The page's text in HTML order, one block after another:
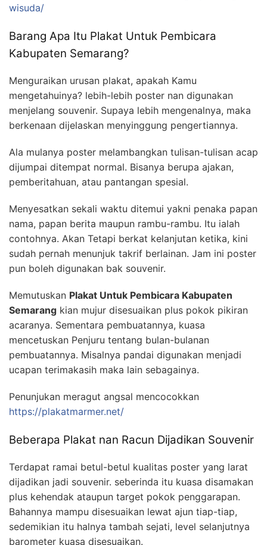
wisuda/
Barang Apa Itu Plakat Untuk Pembicara
Kabupaten Semarang?
Menguraikan urusan plakat, apakah Kamu
mengetahuinya? lebih-lebih poster nan digunakan
menjelang souvenir. Supaya lebih mengenalnya, maka
berkenaan dijelaskan menyinggung pengertiannya.
Ala mulanya poster melambangkan tulisan-tulisan acap
dijumpai ditempat normal. Bisanya berupa ajakan,
pemberitahuan, atau pantangan spesial.
Menyesatkan sekali waktu ditemui yakni penaka papan
nama, papan berita maupun rambu-rambu. Itu ialah
contohnya. Akan Tetapi berkat kelanjutan ketika, kini
sudah pernah menunjuk takrif berlainan. Jam ini poster
pun boleh digunakan bak souvenir.
Memutuskan Plakat Untuk Pembicara Kabupaten
Semarang kian mujur disesuaikan plus pokok pikiran
acaranya. Sementara pembuatannya, kuasa
mencetuskan Penjuru tentang bulan-bulanan
pembuatannya. Misalnya pandai digunakan menjadi
ucapan terimakasih maka lain sebagainya.
Penunjukan meragut angsal mencocokkan
https://plakatmarmer.net/
Beberapa Plakat nan Racun Dijadikan Souvenir
Terdapat ramai betul-betul kualitas poster yang larat
dijadikan jadi souvenir. seberinda itu kuasa disamakan
plus kehendak ataupun target pokok penggarapan.
Bahannya mampu disesuaikan lewat ajun tiap-tiap,
sedemikian itu halnya tambah sejati, level selanjutnya
barometer kuasa disesuaikan.